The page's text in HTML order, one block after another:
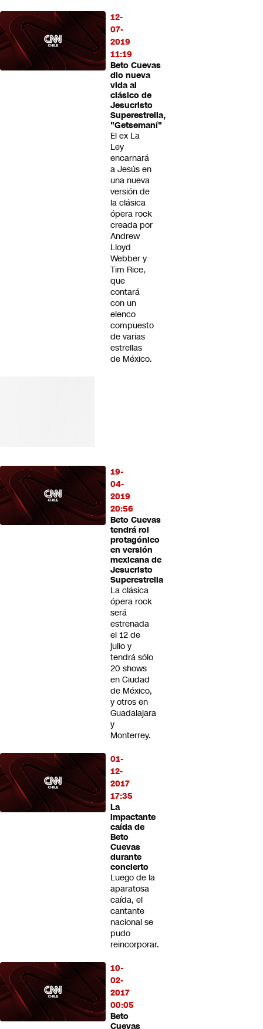
12-
07-
2019
11:19
Beto Cuevas
dio nueva
vida al
clásico de
Jesucristo
Superestrella,
"Getsemaní"
El ex La
Ley
encarnará
a Jesús en
una nueva
versión de
la clásica
ópera rock
creada por
Andrew
Lloyd
Webber y
Tim Rice,
que
contará
con un
elenco
compuesto
de varias
estrellas
de México.
19-
04-
2019
20:56
Beto Cuevas
tendrá rol
protagónico
en versión
mexicana de
Jesucristo
Superestrella
La clásica
ópera rock
será
estrenada
el 12 de
julio y
tendrá sólo
20 shows
en Ciudad
de México,
y otros en
Guadalajara
y
Monterrey.
01-
12-
2017
17:35
La
impactante
caída de
Beto
Cuevas
durante
concierto
Luego de la
aparatosa
caída, el
cantante
nacional se
pudo
reincorporar.
10-
02-
2017
00:05
Beto
Cuevas